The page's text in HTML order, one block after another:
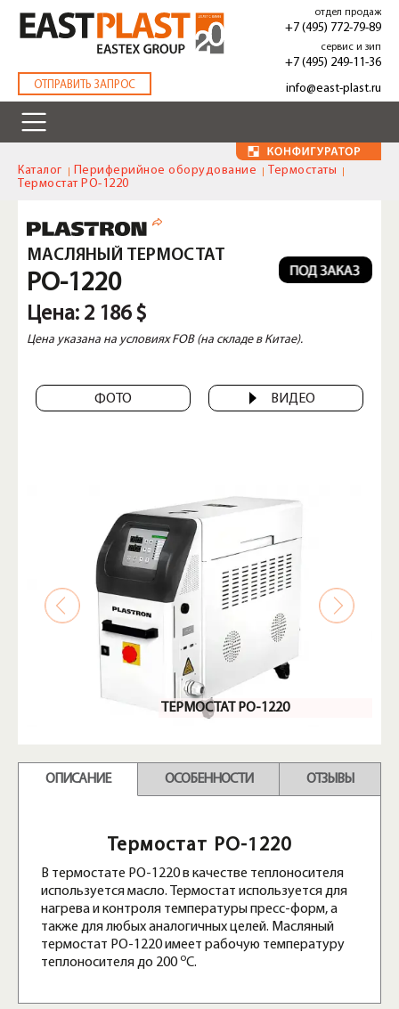
основному
содержанию
ОТПРАВИТЬ ЗАПРОС
отдел продаж
+7 (495) 772-79-89
сервис и зип
+7 (495) 249-11-36
info@east-plast.ru
Каталог Периферийное оборудование
Термостаты
Термостат PO-1220
МАСЛЯНЫЙ ТЕРМОСТАТ
PO-1220
Цена: 2 186 $
Цена указана на условиях FOB (на складе в Китае).
ФОТО ВИДЕО
ТЕРМОСТАТ PO-1220
ОПИСАНИЕ ОСОБЕННОСТИ ОТЗЫВЫ
Термостат PO-1220
В термостате PO-1220 в качестве теплоносителя
используется масло. Термостат используется для
нагрева и контроля температуры пресс-форм, а
также для любых аналогичных целей. Масляный
термостат PO-1220 имеет рабочую температуру
теплоносителя до 200 оС.